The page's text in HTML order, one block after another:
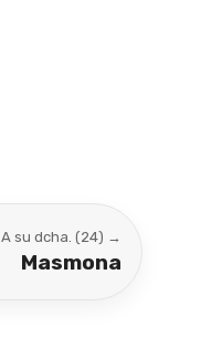
A su dcha. (24) →
Masmona